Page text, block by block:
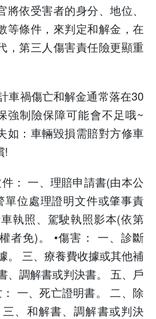
依受害者的身分、地位、
等條件，來判定和解金，在
，第三人傷害責任險更顯重
車禍傷亡和解金通常落在30
強制險保障可能會不足哦~
如：車輛毀損需賠對方修車
!
件： 一、理賠申請書(由本公
位處理證明文件或肇事責
執照、駕駛執照影本(依第
者免)。 •傷害： 一、診斷
。 三、療養費收據或其他補
、調解書或判決書。 五、戶
一、死亡證明書。 二、除
、和解書、調解書或判決